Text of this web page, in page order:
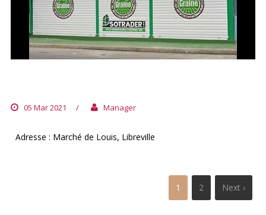
05 Mar 2021 / Manager
Adresse : Marché de Louis, Libreville
1 2 Next ›